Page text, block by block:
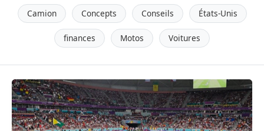
Camion Concepts Conseils États-Unis
finances Motos Voitures